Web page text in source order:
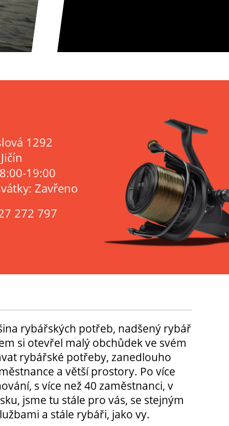
1292
19:00
Zavřeno
272 797
rybářských potřeb, nadšený rybář
si otevřel malý obchůdek ve svém
rybářské potřeby, zanedlouho
a větší prostory. Po více
s více než 40 zaměstnanci, v
jsme tu stále pro vás, se stejným
a stále rybáři, jako vy.